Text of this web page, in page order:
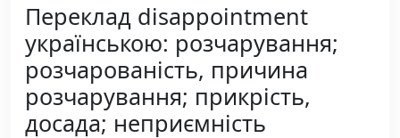
Переклад disappointment
українською: розчарування;
розчарованість, причина
розчарування; прикрість,
досада; неприємність